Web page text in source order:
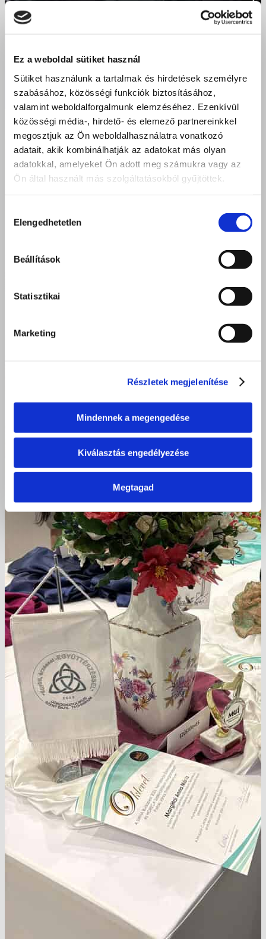
Ez a weboldal sütiket használ
Sütiket használunk a tartalmak és hirdetések személyre
szabásához, közösségi funkciók biztosításához,
valamint weboldalforgalmunk elemzéséhez. Ezenkívül
közösségi média-, hirdető- és elemező partnereinkkel
megosztjuk az Ön weboldalhasználatra vonatkozó
adatait, akik kombinálhatják az adatokat más olyan
adatokkal, amelyeket Ön adott meg számukra vagy az
Ön által használt más szolgáltatásokból gyűjtöttek.
kiválasztása
Elengedhetetlen
Beállítások
Statisztikai
Marketing
Részletek megjelenítése
Mindennek a megengedése
Kiválasztás engedélyezése
Megtagad